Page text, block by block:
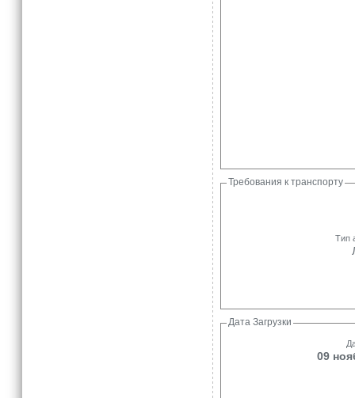
Требования к транспорту
Тип
Дата Загрузки
09